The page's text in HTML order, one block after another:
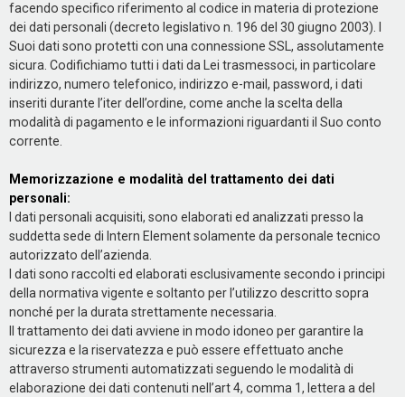
facendo specifico riferimento al codice in materia di protezione
dei dati personali (decreto legislativo n. 196 del 30 giugno 2003). I
Suoi dati sono protetti con una connessione SSL, assolutamente
sicura. Codifichiamo tutti i dati da Lei trasmessoci, in particolare
indirizzo, numero telefonico, indirizzo e-mail, password, i dati
inseriti durante l’iter dell’ordine, come anche la scelta della
modalità di pagamento e le informazioni riguardanti il Suo conto
corrente.
Memorizzazione e modalità del trattamento dei dati
personali:
I dati personali acquisiti, sono elaborati ed analizzati presso la
suddetta sede di Intern Element solamente da personale tecnico
autorizzato dell’azienda.
I dati sono raccolti ed elaborati esclusivamente secondo i principi
della normativa vigente e soltanto per l’utilizzo descritto sopra
nonché per la durata strettamente necessaria.
Il trattamento dei dati avviene in modo idoneo per garantire la
sicurezza e la riservatezza e può essere effettuato anche
attraverso strumenti automatizzati seguendo le modalità di
elaborazione dei dati contenuti nell’art 4, comma 1, lettera a del